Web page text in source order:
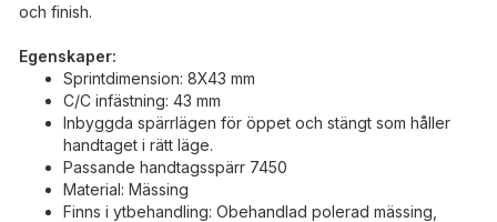
och finish.
Egenskaper:
Sprintdimension: 8X43 mm
C/C infästning: 43 mm
Inbyggda spärrlägen för öppet och stängt som håller
handtaget i rätt läge.
Passande handtagsspärr 7450
Material: Mässing
Finns i ytbehandling: Obehandlad polerad mässing,